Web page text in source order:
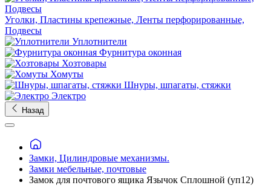
Уголки, Пластины крепежные, Ленты перфорированные,
Подвесы
Уплотнители
Фурнитура оконная
Хозтовары
Хомуты
Шнуры, шпагаты, стяжки
Электро
Назад
Замки, Цилиндровые механизмы.
Замки мебельные, почтовые
Замок для почтового ящика Язычок Сплошной (уп12)